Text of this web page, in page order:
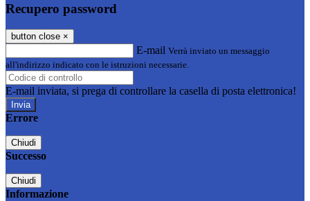
Recupero password
button close ×
E-mail Verrà inviato un messaggio
all'indirizzo indicato con le istruzioni necessarie.
E-mail inviata, si prega di controllare la casella di posta elettronica!
Errore
Chiudi
Successo
Chiudi
Informazione